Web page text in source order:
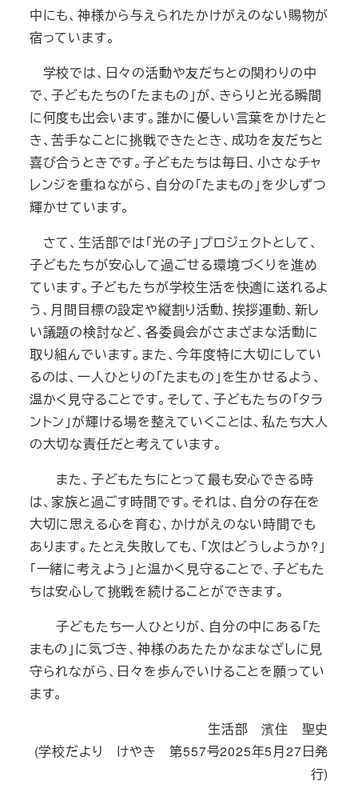
中にも、神様から与えられたかけがえのない賜物が
宿っています。
学校では、日々の活動や友だちとの関わりの中
で、子どもたちの「たまもの」が、きらりと光る瞬間
に何度も出会います。誰かに優しい言葉をかけたと
き、苦手なことに挑戦できたとき、成功を友だちと
喜び合うときです。子どもたちは毎日、小さなチャ
レンジを重ねながら、自分の「たまもの」を少しずつ
輝かせています。
さて、生活部では「光の子」プロジェクトとして、
子どもたちが安心して過ごせる環境づくりを進め
ています。子どもたちが学校生活を快適に送れるよ
う、月間目標の設定や縦割り活動、挨拶運動、新し
い議題の検討など、各委員会がさまざまな活動に
取り組んでいます。また、今年度特に大切にしてい
るのは、一人ひとりの「たまもの」を生かせるよう、
温かく見守ることです。そして、子どもたちの「タラ
ントン」が輝ける場を整えていくことは、私たち大人
の大切な責任だと考えています。
また、子どもたちにとって最も安心できる時
は、家族と過ごす時間です。それは、自分の存在を
大切に思える心を育む、かけがえのない時間でも
あります。たとえ失敗しても、「次はどうしようか?」
「一緒に考えよう」と温かく見守ることで、子どもた
ちは安心して挑戦を続けることができます。
子どもたち一人ひとりが、自分の中にある「た
まもの」に気づき、神様のあたたかなまなざしに見
守られながら、日々を歩んでいけることを願ってい
ます。
生活部 濱住 聖史
(学校だより けやき 第557号2025年5月27日発
行)